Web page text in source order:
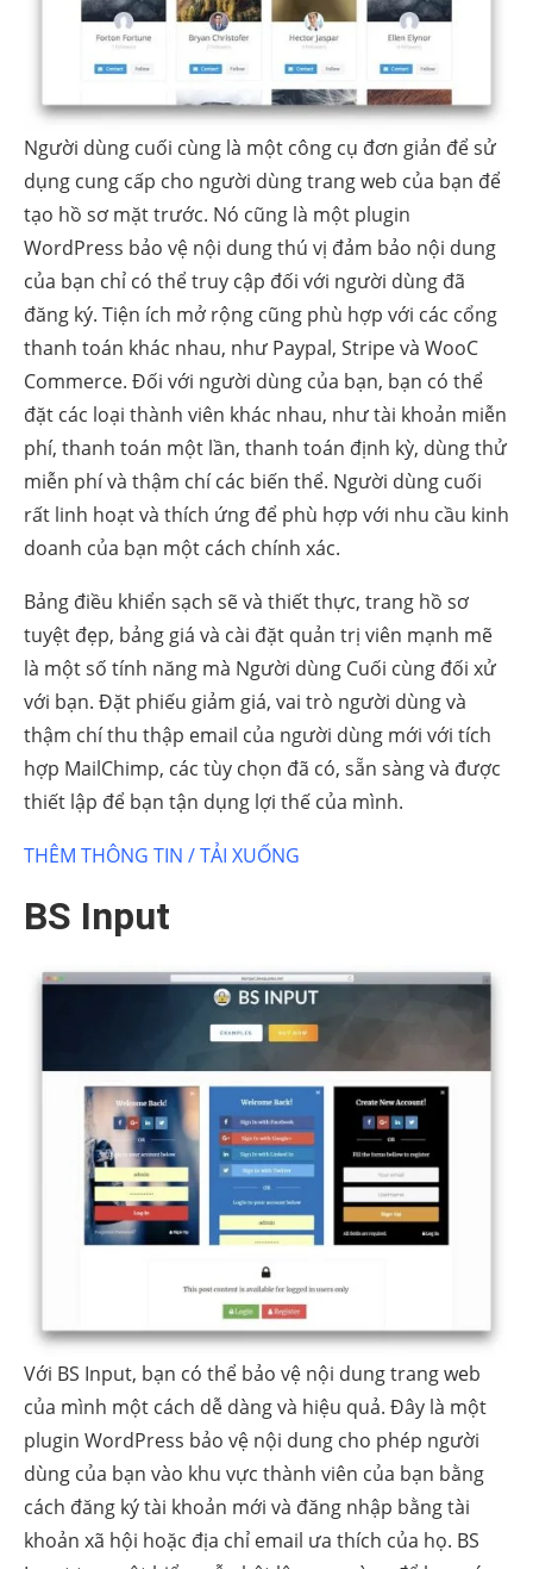
Người dùng cuối cùng là một công cụ đơn giản để sử
dụng cung cấp cho người dùng trang web của bạn để
tạo hồ sơ mặt trước. Nó cũng là một plugin
WordPress bảo vệ nội dung thú vị đảm bảo nội dung
của bạn chỉ có thể truy cập đối với người dùng đã
đăng ký. Tiện ích mở rộng cũng phù hợp với các cổng
thanh toán khác nhau, như Paypal, Stripe và WooC
Commerce. Đối với người dùng của bạn, bạn có thể
đặt các loại thành viên khác nhau, như tài khoản miễn
phí, thanh toán một lần, thanh toán định kỳ, dùng thử
miễn phí và thậm chí các biến thể. Người dùng cuối
rất linh hoạt và thích ứng để phù hợp với nhu cầu kinh
doanh của bạn một cách chính xác.
Bảng điều khiển sạch sẽ và thiết thực, trang hồ sơ
tuyệt đẹp, bảng giá và cài đặt quản trị viên mạnh mẽ
là một số tính năng mà Người dùng Cuối cùng đối xử
với bạn. Đặt phiếu giảm giá, vai trò người dùng và
thậm chí thu thập email của người dùng mới với tích
hợp MailChimp, các tùy chọn đã có, sẵn sàng và được
thiết lập để bạn tận dụng lợi thế của mình.
THÊM THÔNG TIN / TẢI XUỐNG
BS Input
Với BS Input, bạn có thể bảo vệ nội dung trang web
của mình một cách dễ dàng và hiệu quả. Đây là một
plugin WordPress bảo vệ nội dung cho phép người
dùng của bạn vào khu vực thành viên của bạn bằng
cách đăng ký tài khoản mới và đăng nhập bằng tài
khoản xã hội hoặc địa chỉ email ưa thích của họ. BS